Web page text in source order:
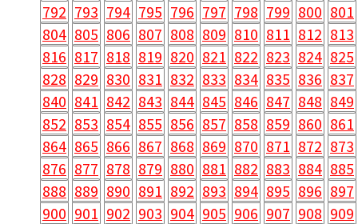
792 793 794 795 796 797 798 799 800 801
804 805 806 807 808 809 810 811 812 813
816 817 818 819 820 821 822 823 824 825
828 829 830 831 832 833 834 835 836 837
840 841 842 843 844 845 846 847 848 849
852 853 854 855 856 857 858 859 860 861
864 865 866 867 868 869 870 871 872 873
876 877 878 879 880 881 882 883 884 885
888 889 890 891 892 893 894 895 896 897
900 901 902 903 904 905 906 907 908 909